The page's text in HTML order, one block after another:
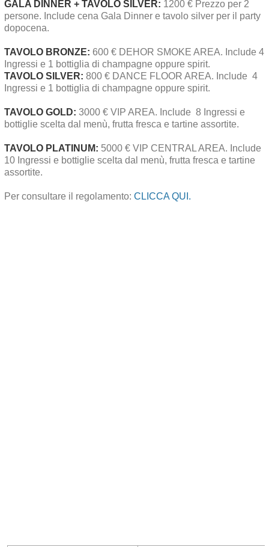
GALA DINNER + TAVOLO SILVER: 1200 € Prezzo per 2
persone. Include cena Gala Dinner e tavolo silver per il party
dopocena.
TAVOLO BRONZE: 600 € DEHOR SMOKE AREA. Include 4
Ingressi e 1 bottiglia di champagne oppure spirit.
TAVOLO SILVER: 800 € DANCE FLOOR AREA. Include 4
Ingressi e 1 bottiglia di champagne oppure spirit.
TAVOLO GOLD: 3000 € VIP AREA. Include 8 Ingressi e
bottiglie scelta dal menù, frutta fresca e tartine assortite.
TAVOLO PLATINUM: 5000 € VIP CENTRAL AREA. Include
10 Ingressi e bottiglie scelta dal menù, frutta fresca e tartine
assortite.
Per consultare il regolamento: CLICCA QUI.